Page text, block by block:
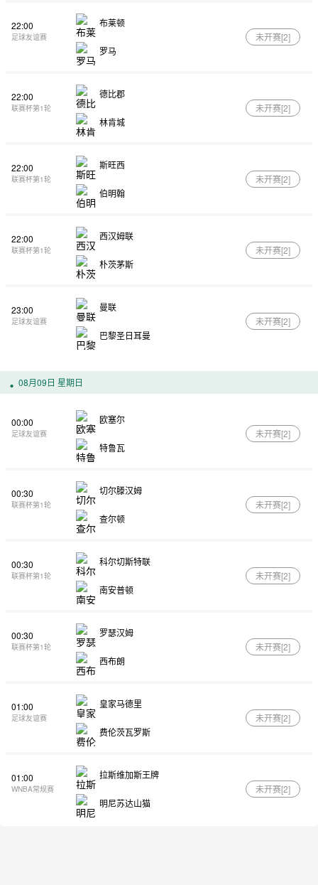
22:00
足球友谊赛
布莱顿
罗马
未开赛[2]
22:00
联赛杯第1轮
德比郡
林肯城
未开赛[2]
22:00
联赛杯第1轮
斯旺西
伯明翰
未开赛[2]
22:00
联赛杯第1轮
西汉姆联
朴茨茅斯
未开赛[2]
23:00
足球友谊赛
曼联
巴黎圣日耳曼
未开赛[2]
08月09日 星期日
00:00
足球友谊赛
欧塞尔
特鲁瓦
未开赛[2]
00:30
联赛杯第1轮
切尔滕汉姆
查尔顿
未开赛[2]
00:30
联赛杯第1轮
科尔切斯特联
南安普顿
未开赛[2]
00:30
联赛杯第1轮
罗瑟汉姆
西布朗
未开赛[2]
01:00
足球友谊赛
皇家马德里
费伦茨瓦罗斯
未开赛[2]
01:00
WNBA常规赛
拉斯维加斯王牌
明尼苏达山猫
未开赛[2]